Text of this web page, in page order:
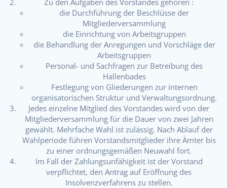
die Durchführung der Beschlüsse der
Mitgliederversammlung
die Einrichtung von Arbeitsgruppen
die Behandlung der Anregungen und Vorschläge der
Arbeitsgruppen
Personal- und Sachfragen zur Betreibung des
Hallenbades
Festlegung von Gliederungen zur internen
organisatorischen Struktur und Verwaltungsordnung.
Jedes einzelne Mitglied des Vorstandes wird von der
Mitgliederversammlung für die Dauer von zwei Jahren
gewählt. Mehrfache Wahl ist zulässig. Nach Ablauf der
Wahlperiode führen Vorstandsmitglieder ihre Ämter bis
zu einer ordnungsgemäßen Neuwahl fort.
Im Fall der Zahlungsunfähigkeit ist der Vorstand
verpflichtet, den Antrag auf Eröffnung des
Insolvenzverfahrens zu stellen.